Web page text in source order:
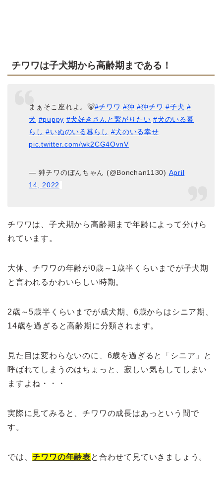
チワワは子犬期から高齢期まである！
まぁそこ座れよ。🐻#チワワ #狆 #狆チワ #子犬 #
犬 #puppy #犬好きさんと繋がりたい #犬のいる暮
らし #いぬのいる暮らし #犬のいる幸せ
pic.twitter.com/wk2CG4OvnV
— 狆チワのぼんちゃん (@Bonchan1130) April
14, 2022
チワワは、子犬期から高齢期まで年齢によって分けら
れています。
大体、チワワの年齢が0歳～1歳半くらいまでが子犬期
と言われるかわいらしい時期。
2歳～5歳半くらいまでが成犬期、6歳からはシニア期、
14歳を過ぎると高齢期に分類されます。
見た目は変わらないのに、6歳を過ぎると「シニア」と
呼ばれてしまうのはちょっと、寂しい気もしてしまい
ますよね・・・
実際に見てみると、チワワの成長はあっという間で
す。
では、チワワの年齢表と合わせて見ていきましょう。